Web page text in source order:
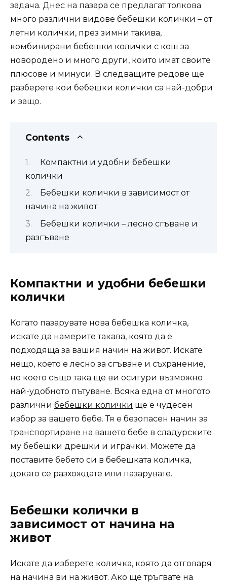
задача. Днес на пазара се предлагат толкова
много различни видове бебешки колички – от
летни колички, през зимни такива,
комбинирани бебешки колички с кош за
новородено и много други, които имат своите
плюсове и минуси. В следващите редове ще
разберете кои бебешки колички са най-добри
и защо.
Contents
Компактни и удобни бебешки
колички
Бебешки колички в зависимост от
начина на живот
Бебешки колички – лесно сгъване и
разгъване
Компактни и удобни бебешки
колички
Когато пазарувате нова бебешка количка,
искате да намерите такава, която да е
подходяща за вашия начин на живот. Искате
нещо, което е лесно за сгъване и съхранение,
но което също така ще ви осигури възможно
най-удобното пътуване. Всяка една от многото
различни бебешки колички ще е чудесен
избор за вашето бебе. Тя е безопасен начин за
транспортиране на вашето бебе в сладурските
му бебешки дрешки и играчки. Можете да
поставите бебето си в бебешката количка,
докато се разхождате или пазарувате.
Бебешки колички в
зависимост от начина на
живот
Искате да изберете количка, която да отговаря
на начина ви на живот. Ако ще тръгвате на